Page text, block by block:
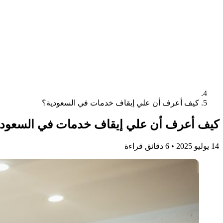
كيف أعرف أن علي إيقاف خدمات في السعودية؟
كيف أعرف أن علي إيقاف خدمات في
14 يوليو 2025 • 6 دقائق قراءة